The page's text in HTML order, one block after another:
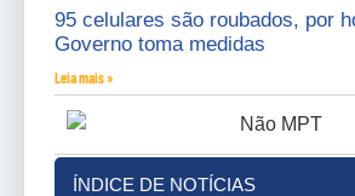
95 celulares são roubados, por
Governo toma medidas
Leia mais »
ÍNDICE DE NOTÍCIAS